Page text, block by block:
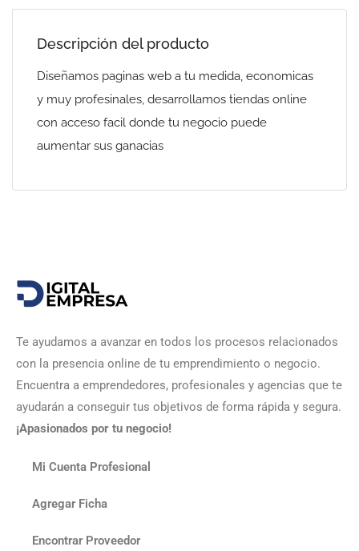
Descripción del producto
Diseñamos paginas web a tu medida, economicas
y muy profesinales, desarrollamos tiendas online
con acceso facil donde tu negocio puede
aumentar sus ganacias
Te ayudamos a avanzar en todos los procesos relacionados
con la presencia online de tu emprendimiento o negocio.
Encuentra a emprendedores, profesionales y agencias que te
ayudarán a conseguir tus objetivos de forma rápida y segura.
¡Apasionados por tu negocio!
Mi Cuenta Profesional
Agregar Ficha
Encontrar Proveedor